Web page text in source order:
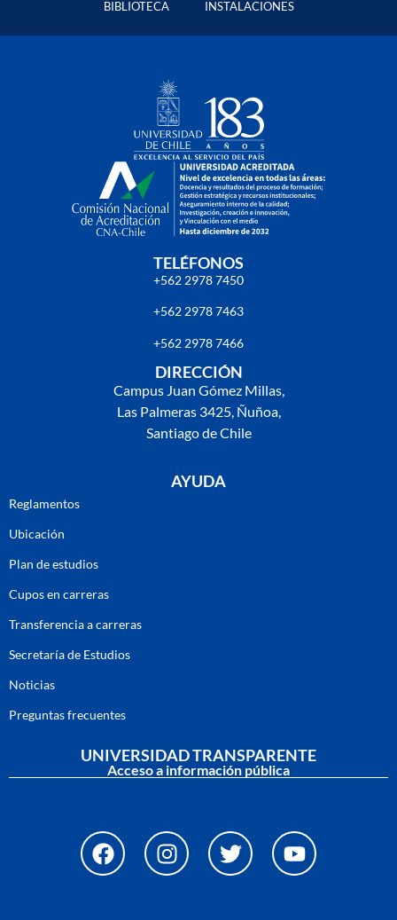
BIBLIOTECA INSTALACIONES
TELÉFONOS
+562 2978 7450
+562 2978 7463
+562 2978 7466
DIRECCIÓN
Campus Juan Gómez Millas,
Las Palmeras 3425, Ñuñoa,
Santiago de Chile
AYUDA
Reglamentos
Ubicación
Plan de estudios
Cupos en carreras
Transferencia a carreras
Secretaría de Estudios
Noticias
Preguntas frecuentes
UNIVERSIDAD TRANSPARENTE
Acceso a información pública